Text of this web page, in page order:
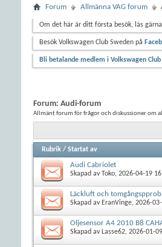
Forum Allmänna VAG forum
Om det här är ditt första besök, läs gärna
Besök Volkswagen Club Sweden på
Bli betalande medlem i Volkswagen
Forum: Audi-forum
Allmänt forum för frågor och diskussioner om
Rubrik / Startat av
Audi Cabriolet
Skapad avToko, 2026-04-19
Läckluft och
Skapad av EranVinge, 2026-
Oljesensor A4 2010 B8
Skapad av Lasse62, 2026-01-